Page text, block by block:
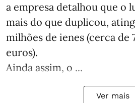
a empresa detalhou que o
mais do que duplicou,
milhões de ienes (cerca de
euros).
Ainda assim, o ...
Ver mais